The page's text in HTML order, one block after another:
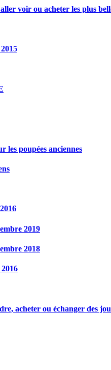
voir ou acheter les plus
les poupées anciennes
2019
2018
acheter ou échanger des